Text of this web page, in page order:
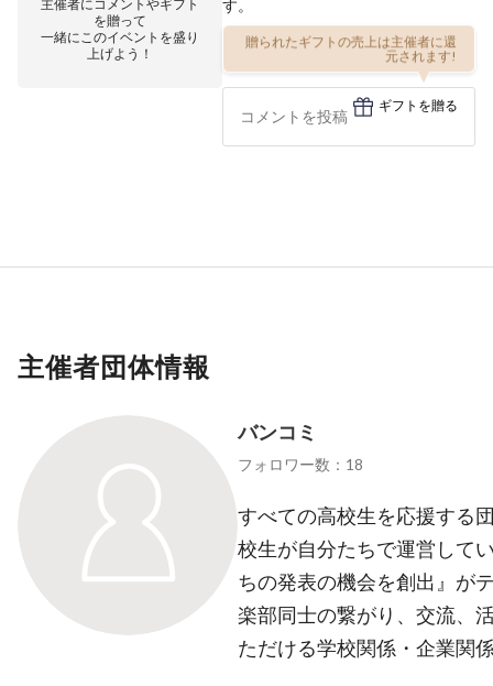
主催者にコメントやギフト
を贈って
一緒にこのイベントを盛り
上げよう！
す。
贈られたギフトの売上は主催者に還
元されます!
ギフトを贈る
主催者団体情報
バンコミ
フォロワー数：18
すべての高校生を応援する
校生が自分たちで運営して
ちの発表の機会を創出』が
楽部同士の繋がり、交流、
ただける学校関係・企業関